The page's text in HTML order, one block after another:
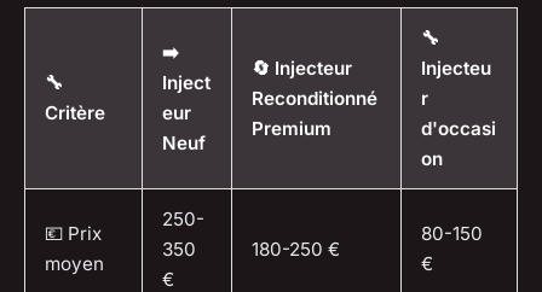
🔧
Critère
➡️
Inject
eur
Neuf
🔄 Injecteur
Reconditionné
Premium
🔧
Injecteu
r
d'occasi
on
💶 Prix
moyen
250-
350
€
180-250 €
80-150
€